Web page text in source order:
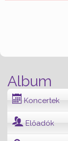
Album
Koncertek
Előadók